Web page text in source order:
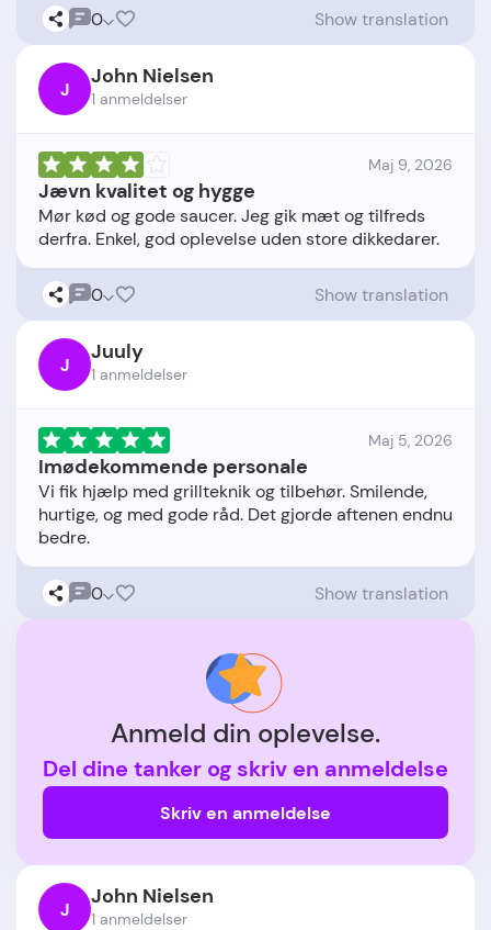
0 Show translation
J John Nielsen
1 anmeldelser
Maj 9, 2026
Jævn kvalitet og hygge
Mør kød og gode saucer. Jeg gik mæt og tilfreds
0 Show translation
J Juuly
1 anmeldelser
Maj 5, 2026
Imødekommende personale
Vi fik hjælp med grillteknik og tilbehør. Smilende,
hurtige, og med gode råd. Det gjorde aftenen endnu
0 Show translation
Anmeld din oplevelse.
Del dine tanker og skriv en anmeldelse
Skriv en anmeldelse
J John Nielsen
1 anmeldelser